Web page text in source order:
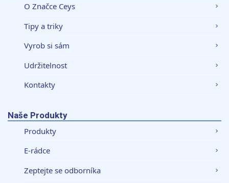
analýzy. Partneři tyto údaje mohou zkombinovat s
dalšími informacemi, které jste jim poskytli nebo které
O Značce Ceys
Tipy a triky
Vyrob si sám
Udržitelnost
Kontakty
Naše Produkty
Produkty
E-rádce
Zeptejte se odborníka